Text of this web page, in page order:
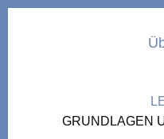
GRUNDLAGEN